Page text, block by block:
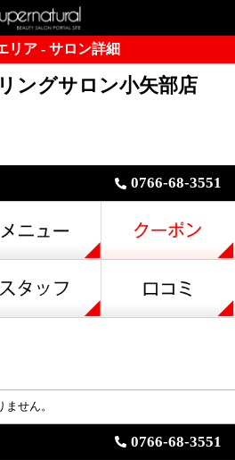
リア - サロン詳細
ングサロン小矢部店
0766-68-3551
せん。
0766-68-3551